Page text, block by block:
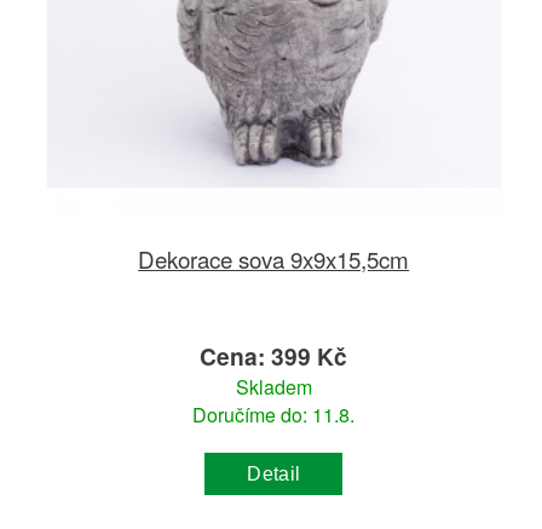
Dekorace sova 9x9x15,5cm
Cena: 399 Kč
Skladem
Doručíme do: 11.8.
Detail